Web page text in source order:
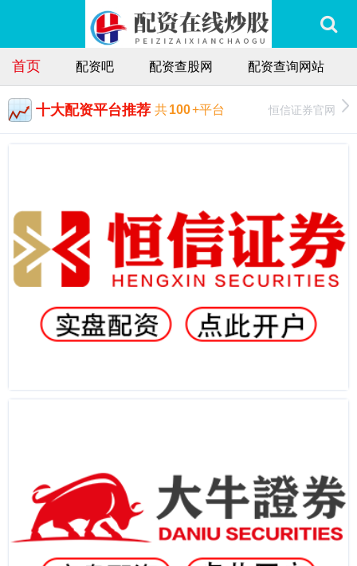
首页 配资吧 配资查股网 配资查询网站
十大配资平台推荐 共100+平台 恒信证券官网